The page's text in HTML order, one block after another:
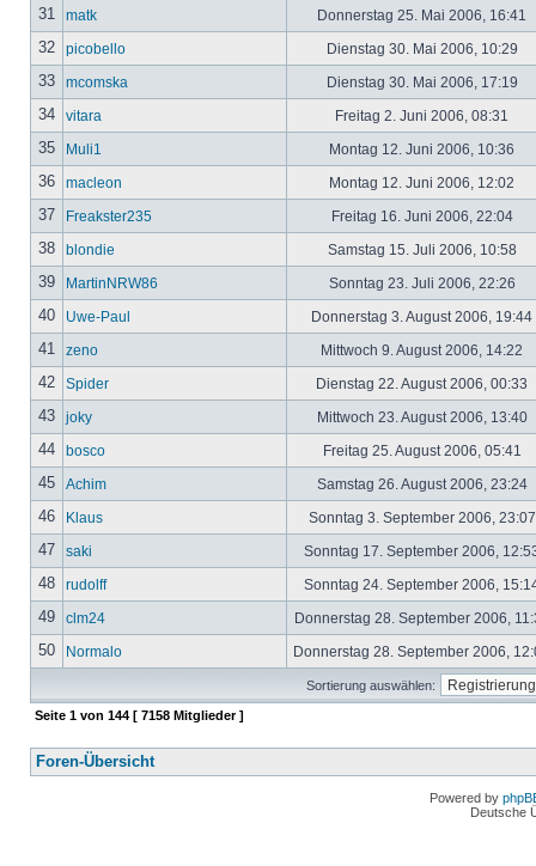
31 matk Donnerstag 25. Mai 2006, 16:41
32 picobello Dienstag 30. Mai 2006, 10:29
33 mcomska Dienstag 30. Mai 2006, 17:19
34 vitara Freitag 2. Juni 2006, 08:31
35 Muli1 Montag 12. Juni 2006, 10:36
36 macleon Montag 12. Juni 2006, 12:02
37 Freakster235 Freitag 16. Juni 2006, 22:04
38 blondie Samstag 15. Juli 2006, 10:58
39 MartinNRW86 Sonntag 23. Juli 2006, 22:26
40 Uwe-Paul Donnerstag 3. August 2006, 19:44
41 zeno Mittwoch 9. August 2006, 14:22
42 Spider Dienstag 22. August 2006, 00:33
43 joky Mittwoch 23. August 2006, 13:40
44 bosco Freitag 25. August 2006, 05:41
45 Achim Samstag 26. August 2006, 23:24
46 Klaus Sonntag 3. September 2006,
47 saki Sonntag 17. September 2006,
48 rudolff Sonntag 24. September 2006,
49 clm24 Donnerstag 28. September 2006,
50 Normalo Donnerstag 28. September 2006,
Sortierung auswählen:
Seite 1 von 144 [ 7158 Mitglieder ]
Foren-Übersicht
Powered by
Deutsche